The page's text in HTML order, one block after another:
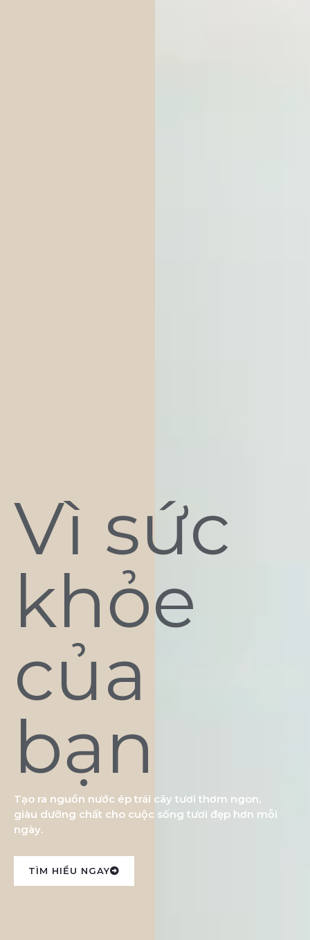
Vì sức
khỏe
của
bạn
Tạo ra nguồn nước ép trái cây tươi thơm ngon,
giàu dưỡng chất cho cuộc sống tươi đẹp hơn mỗi
ngày.
TÌM HIỂU NGAY